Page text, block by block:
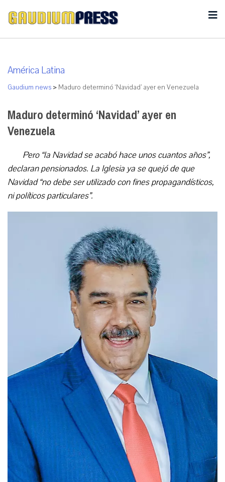
América Latina
Gaudium news > Maduro determinó ‘Navidad’ ayer en Venezuela
Maduro determinó ‘Navidad’ ayer en
Venezuela
Pero “la Navidad se acabó hace unos cuantos años”,
declaran pensionados. La Iglesia ya se quejó de que
Navidad “no debe ser utilizado con fines propagandísticos,
ni políticos particulares”.